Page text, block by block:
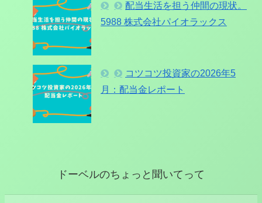
配当生活を担う仲間の現状。
5988 株式会社パイオラックス
コツコツ投資家の2026年5
月：配当金レポート
ドーベルのちょっと聞いてって